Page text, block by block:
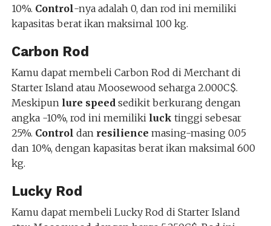
10%. Control-nya adalah 0, dan rod ini memiliki
kapasitas berat ikan maksimal 100 kg.
Carbon Rod
Kamu dapat membeli Carbon Rod di Merchant di
Starter Island atau Moosewood seharga 2.000C$.
Meskipun lure speed sedikit berkurang dengan
angka -10%, rod ini memiliki luck tinggi sebesar
25%. Control dan resilience masing-masing 0.05
dan 10%, dengan kapasitas berat ikan maksimal 600
kg.
Lucky Rod
Kamu dapat membeli Lucky Rod di Starter Island